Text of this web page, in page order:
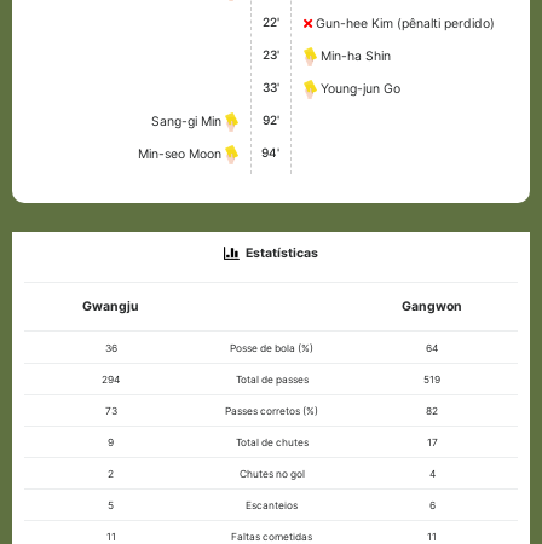
22' Gun-hee Kim (pênalti perdido)
23' Min-ha Shin
33' Young-jun Go
Sang-gi Min 92'
Min-seo Moon 94'
Estatísticas
Gwangju Gangwon
36 Posse de bola (%) 64
294 Total de passes 519
73 Passes corretos (%) 82
9 Total de chutes 17
2 Chutes no gol 4
5 Escanteios 6
11 Faltas cometidas 11